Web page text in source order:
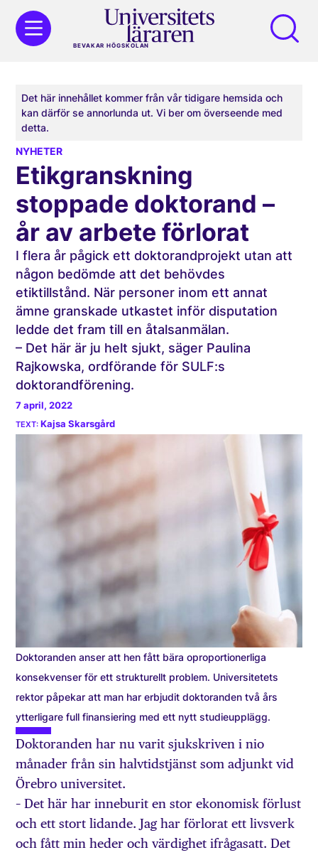
BEVAKAR HÖGSKOLAN
Det här innehållet kommer från vår tidigare hemsida och
kan därför se annorlunda ut. Vi ber om överseende med
detta.
NYHETER
Etikgranskning
stoppade doktorand –
år av arbete förlorat
I flera år pågick ett doktorandprojekt utan att
någon bedömde att det behövdes
etiktillstånd. När personer inom ett annat
ämne granskade utkastet inför disputation
ledde det fram till en åtalsanmälan.
– Det här är ju helt sjukt, säger Paulina
Rajkowska, ordförande för SULF:s
doktorandförening.
7 april, 2022
Kajsa Skarsgård
Doktoranden anser att hen fått bära oproportionerliga
konsekvenser för ett strukturellt problem. Universitetets
rektor påpekar att man har erbjudit doktoranden två års
ytterligare full finansiering med ett nytt studieupplägg.
Doktoranden har nu varit sjukskriven i nio
månader från sin halvtidstjänst som adjunkt vid
Örebro universitet.
– Det här har inneburit en stor ekonomisk förlust
och ett stort lidande. Jag har förlorat ett livsverk
och fått min heder och värdighet ifrågasatt. Det